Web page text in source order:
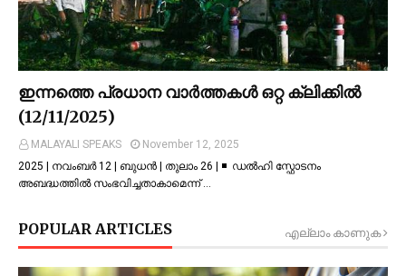
ഇന്നത്തെ പ്രധാന വാർത്തകൾ ഒറ്റ ക്ലിക്കിൽ
(12/11/2025)
MALAYALI SPEAKS
November 12, 2025
2025 | നവംബർ 12 | ബുധൻ | തുലാം 26 | ◾ ഡല്‍ഹി സ്ഫോടനം
അബദ്ധത്തില്‍ സംഭവിച്ചതാകാമെന്ന് …
POPULAR ARTICLES എല്ലാം കാണുക